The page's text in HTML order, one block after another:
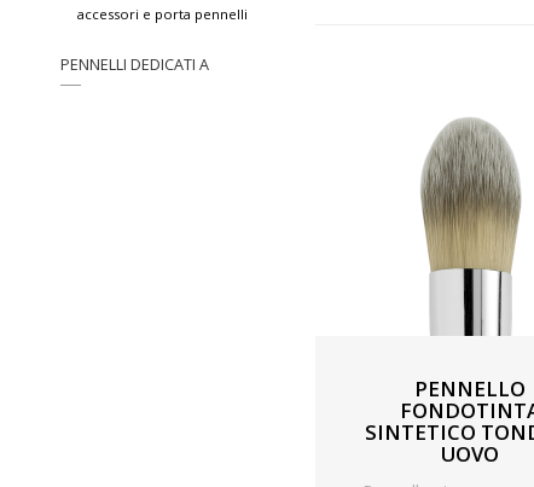
accessori e porta pennelli
PENNELLI DEDICATI A
PENNELLO
SINTETICO
UOVO